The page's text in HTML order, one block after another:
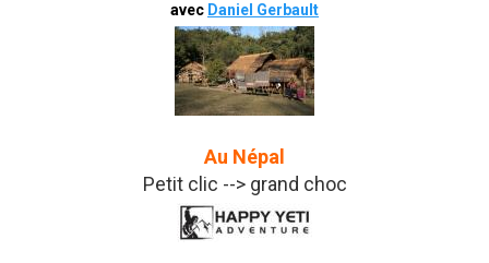
avec Daniel Gerbault
Au Népal
Petit clic --> grand choc